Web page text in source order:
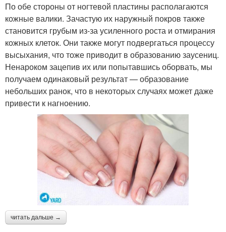
По обе стороны от ногтевой пластины располагаются
кожные валики. Зачастую их наружный покров также
становится грубым из-за усиленного роста и отмирания
кожных клеток. Они также могут подвергаться процессу
высыхания, что тоже приводит в образованию заусениц.
Ненароком зацепив их или попытавшись оборвать, мы
получаем одинаковый результат — образование
небольших ранок, что в некоторых случаях может даже
привести к нагноению.
читать дальше →